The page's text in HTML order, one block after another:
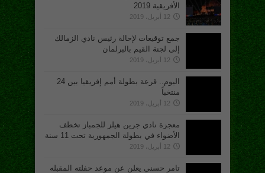
الأفريقية 2019
12 أبريل، 2019
جمع توقيعات لإحالة رئيس نادي الزمالك
إلى لجنة القيم بالبرلمان
12 أبريل، 2019
اليوم.. قرعة بطولة أمم إفريقيا بين 24
منتخباً
12 أبريل، 2019
معجزة نادي جرين هيلز للجمباز تخطف
الأضواء في بطولة الجمهورية تحت 11 سنة
12 أبريل، 2019
تامر حسني يعلن عن موعد حفلته المقبله